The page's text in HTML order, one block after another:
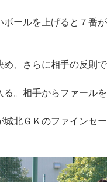
ールを上げると７番
、さらに相手の反則
。相手からファール
北ＧＫのファインセ